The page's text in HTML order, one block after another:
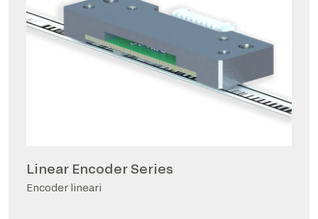
Linear Encoder Series
Encoder lineari